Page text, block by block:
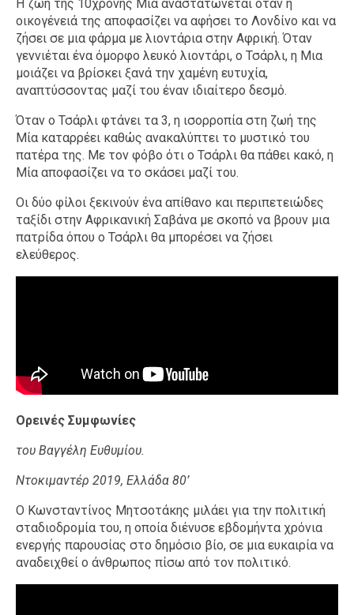
Η ζωή της 10χρονης Μία αναστατώνεται όταν η
οικογένειά της αποφασίζει να αφήσει το Λονδίνο και να
ζήσει σε μια φάρμα με λιοντάρια στην Αφρική. Όταν
γεννιέται ένα όμορφο λευκό λιοντάρι, ο Τσάρλι, η Μια
μοιάζει να βρίσκει ξανά την χαμένη ευτυχία,
αναπτύσσοντας μαζί του έναν ιδιαίτερο δεσμό.
Όταν ο Τσάρλι φτάνει τα 3, η ισορροπία στη ζωή της
Μία καταρρέει καθώς ανακαλύπτει το μυστικό του
πατέρα της. Με τον φόβο ότι ο Τσάρλι θα πάθει κακό, η
Μία αποφασίζει να το σκάσει μαζί του.
Οι δύο φίλοι ξεκινούν ένα απίθανο και περιπετειώδες
ταξίδι στην Αφρικανική Σαβάνα με σκοπό να βρουν μια
πατρίδα όπου ο Τσάρλι θα μπορέσει να ζήσει
ελεύθερος.
Ορεινές Συμφωνίες
του Βαγγέλη Ευθυμίου.
Ντοκιμαντέρ 2019, Ελλάδα 80’
Ο Κωνσταντίνος Μητσοτάκης μιλάει για την πολιτική
σταδιοδρομία του, η οποία διένυσε εβδομήντα χρόνια
ενεργής παρουσίας στο δημόσιο βίο, σε μια ευκαιρία να
αναδειχθεί ο άνθρωπος πίσω από τον πολιτικό.